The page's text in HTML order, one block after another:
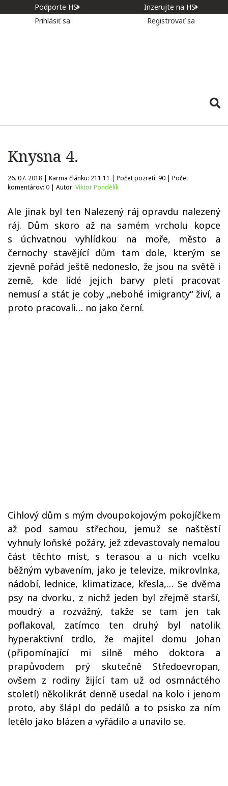
Podporte HS
Inzerujte na HS
Prihlásiť sa
Registrovať sa
Knysna 4.
26. 07. 2018 | Karma článku: 211.11 | Počet pozretí: 90 | Počet
komentárov: 0 | Autor: Viktor Pondělík
Ale jinak byl ten Nalezený ráj opravdu nalezený
ráj. Dům skoro až na samém vrcholu kopce
s úchvatnou vyhlídkou na moře, město a
černochy stavějící dům tam dole, kterým se
zjevně pořád ještě nedoneslo, že jsou na světě i
země, kde lidé jejich barvy pleti pracovat
nemusí a stát je coby „nebohé imigranty“ živí, a
proto pracovali… no jako černí.
Cihlový dům s mým dvoupokojovým pokojíčkem
až pod samou střechou, jemuž se naštěstí
vyhnuly loňské požáry, jež zdevastovaly nemalou
část těchto míst, s terasou a u nich vcelku
běžným vybavením, jako je televize, mikrovlnka,
nádobí, lednice, klimatizace, křesla,… Se dvěma
psy na dvorku, z nichž jeden byl zřejmě starší,
moudrý a rozvážný, takže se tam jen tak
poflakoval, zatímco ten druhý byl natolik
hyperaktivní trdlo, že majitel domu Johan
(připomínající mi silně mého doktora a
prapůvodem prý skutečně Středoevropan,
ovšem z rodiny žijící tam už od osmnáctého
století) několikrát denně usedal na kolo i jenom
proto, aby šlápl do pedálů a to psisko za ním
letělo jako blázen a vyřádilo a unavilo se.